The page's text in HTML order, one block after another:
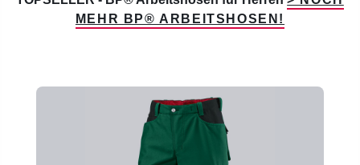
MEHR BP® ARBEITSHOSEN!